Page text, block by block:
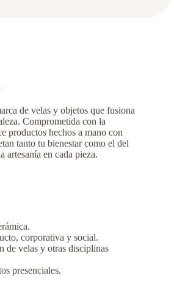
de velas y objetos que fusiona
Comprometida con la
productos hechos a mano con
tanto tu bienestar como el del
artesanía en cada pieza.
corporativa y social.
de velas y otras disciplinas
presenciales.